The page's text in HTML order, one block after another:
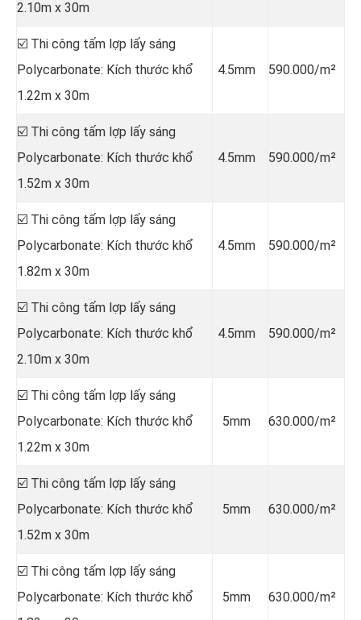
2.10m x 30m
☑️ Thi công tấm lợp lấy sáng
Polycarbonate: Kích thước khổ
1.22m x 30m
4.5mm 590.000/m²
☑️ Thi công tấm lợp lấy sáng
Polycarbonate: Kích thước khổ
1.52m x 30m
4.5mm 590.000/m²
☑️ Thi công tấm lợp lấy sáng
Polycarbonate: Kích thước khổ
1.82m x 30m
4.5mm 590.000/m²
☑️ Thi công tấm lợp lấy sáng
Polycarbonate: Kích thước khổ
2.10m x 30m
4.5mm 590.000/m²
☑️ Thi công tấm lợp lấy sáng
Polycarbonate: Kích thước khổ
1.22m x 30m
5mm 630.000/m²
☑️ Thi công tấm lợp lấy sáng
Polycarbonate: Kích thước khổ
1.52m x 30m
5mm 630.000/m²
☑️ Thi công tấm lợp lấy sáng
Polycarbonate: Kích thước khổ
5mm 630.000/m²